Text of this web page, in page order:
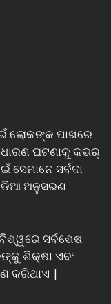
ଲୋକଙ୍କ ପାଖରେ
ଘଟଣାକୁ କଭର୍
ସେମାନେ ସର୍ବଦା
ଅନୁସରଣ
ସର୍ବଶେଷ
ଶିକ୍ଷା ଏବଂ
କରିଥାଏ |